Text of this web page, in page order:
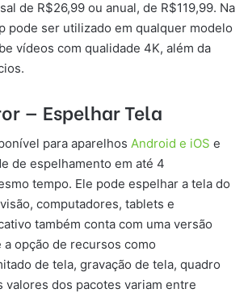
de R$26,99 ou anual, de R$119,99. Na
pode ser utilizado em qualquer modelo
vídeos com qualidade 4K, além da
— Espelhar Tela
para aparelhos Android e iOS e
de espelhamento em até 4
tempo. Ele pode espelhar a tela do
computadores, tablets e
também conta com uma versão
a opção de recursos como
de tela, gravação de tela, quadro
valores dos pacotes variam entre